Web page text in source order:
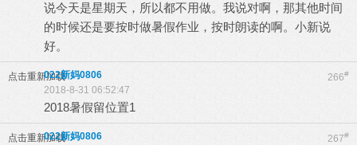
说今天是星期天，所以都不用做。我说对啊，那其他时间
的时候还是要按时做暑假作业，按时朗读的啊。小新说
好。
点击重新加载 266#
022新妈0806
2018-8-31 06:52:47
2018暑假留位置1
点击重新加载 267#
022新妈0806